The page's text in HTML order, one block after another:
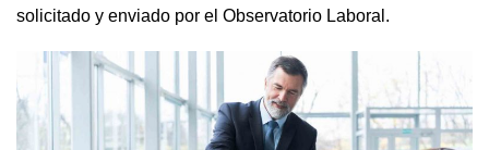
solicitado y enviado por el Observatorio Laboral.